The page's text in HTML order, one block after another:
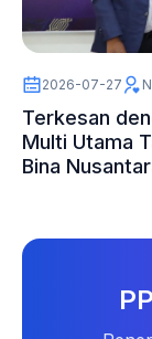
2026-07-27
Terkesan
Multi Utama
Bina